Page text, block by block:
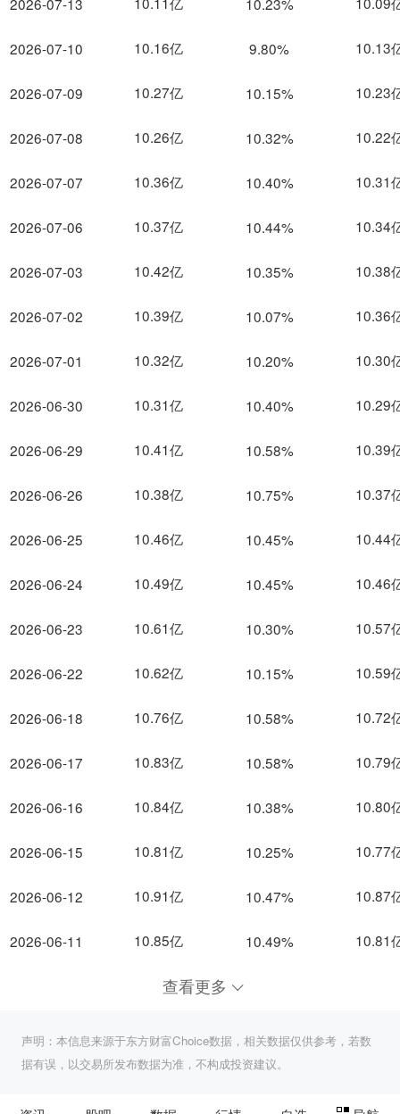
2026-07-10
2026-07-09
2026-07-08
2026-07-07
2026-07-06
2026-07-03
2026-07-02
2026-07-01
2026-06-30
2026-06-29
2026-06-26
2026-06-25
2026-06-24
2026-06-23
2026-06-22
2026-06-18
2026-06-17
2026-06-16
2026-06-15
2026-06-12
2026-06-11
10.16亿 9.80% 10.13
10.27亿 10.15% 10.23
10.26亿 10.32% 10.22
10.36亿 10.40% 10.31
10.37亿 10.44% 10.34
10.42亿 10.35% 10.38
10.39亿 10.07% 10.36
10.32亿 10.20% 10.30
10.31亿 10.40% 10.29
10.41亿 10.58% 10.39
10.38亿 10.75% 10.37
10.46亿 10.45% 10.44
10.49亿 10.45% 10.46
10.61亿 10.30% 10.57
10.62亿 10.15% 10.59
10.76亿 10.58% 10.72
10.83亿 10.58% 10.79
10.84亿 10.38% 10.80
10.81亿 10.25% 10.77
10.91亿 10.47% 10.87
10.85亿 10.49% 10.81
查看更多
声明：本信息来源于东方财富Choice数据，相关数据仅供参考，若数
据有误，以交易所发布数据为准，不构成投资建议。